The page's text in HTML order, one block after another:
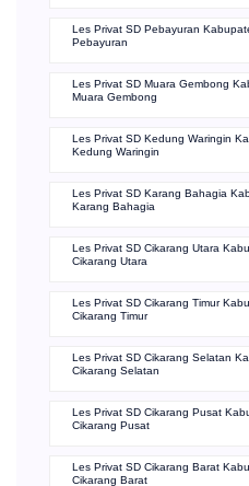
Les Privat SD Pebayuran
Pebayuran
Les Privat SD Muara Gembong
Muara Gembong
Les Privat SD Kedung Waringin
Kedung Waringin
Les Privat SD Karang Bahagia
Karang Bahagia
Les Privat SD Cikarang Utara
Cikarang Utara
Les Privat SD Cikarang Timur
Cikarang Timur
Les Privat SD Cikarang Selatan
Cikarang Selatan
Les Privat SD Cikarang Pusat
Cikarang Pusat
Les Privat SD Cikarang Barat
Cikarang Barat